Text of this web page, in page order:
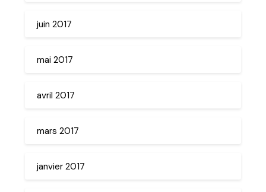
juin 2017
mai 2017
avril 2017
mars 2017
janvier 2017